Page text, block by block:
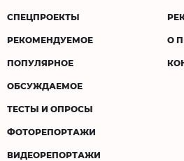
СПЕЦПРОЕКТЫ
РЕКОМЕНДУЕМОЕ
ПОПУЛЯРНОЕ
ОБСУЖДАЕМОЕ
ТЕСТЫ И ОПРОСЫ
ФОТОРЕПОРТАЖИ
ВИДЕОРЕПОРТАЖИ
О